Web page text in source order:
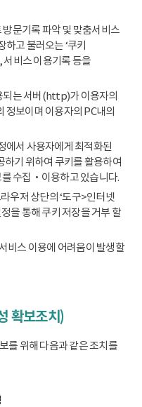
문기록 파악 및 맞춤서비스
고 불러오는 ‘쿠키
비스 이용기록 등을
는 서버(http)가 이용자의
정보이며 이용자의 PC내의
에서 사용자에게 최적화된
하기 위하여 쿠키를 활용하여
수집‧이용하고 있습니다.
우저 상단의 ‘도구>인터넷
을 통해 쿠키 저장을 거부 할
비스 이용에 어려움이 발생할
확보조치)
를 위해 다음과 같은 조치를